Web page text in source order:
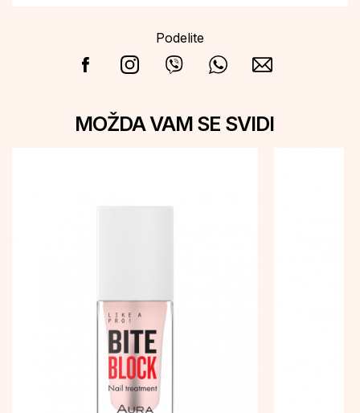
Podelite
MOŽDA VAM SE SVIDI